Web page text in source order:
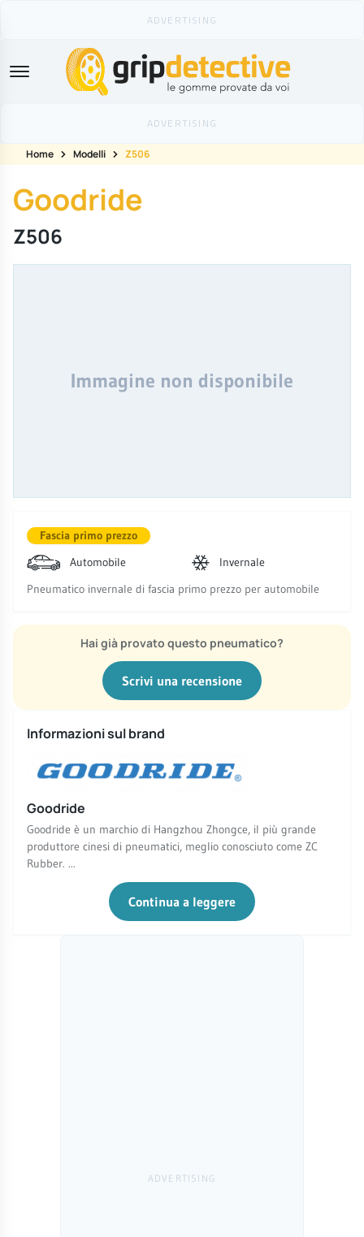
GripDetective
Home Modelli Z506
Goodride
Z506
Immagine non disponibile
Fascia primo prezzo
Automobile
Invernale
Pneumatico invernale di fascia primo prezzo per automobile
Hai già provato questo pneumatico?
Scrivi una recensione
Informazioni sul brand
Goodride
Goodride è un marchio di Hangzhou Zhongce, il più grande
produttore cinesi di pneumatici, meglio conosciuto come ZC
Rubber. ...
Continua a leggere